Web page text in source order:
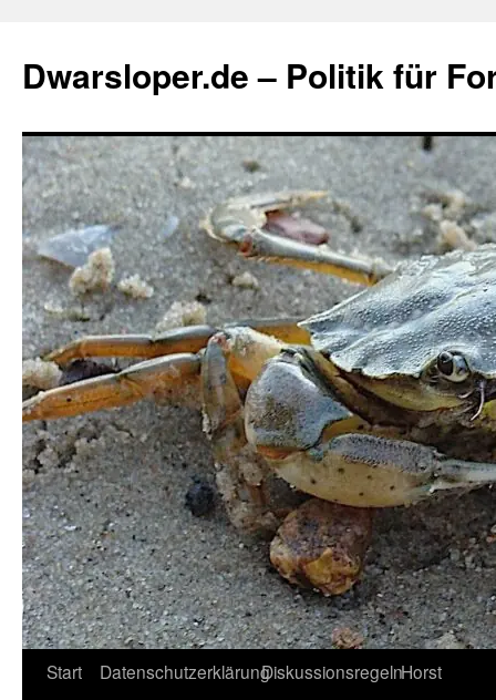
springen
Dwarsloper.de – Politik für
Start DatenschutzerklärungDiskussionsregelnHorst